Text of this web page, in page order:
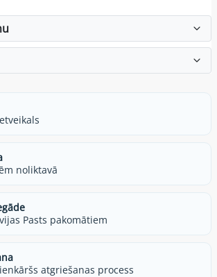
noliktavā
Pasts pakomātiem
atgriešanas process